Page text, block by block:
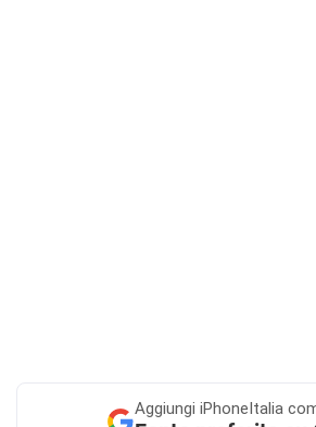
Aggiungi iPhoneItalia